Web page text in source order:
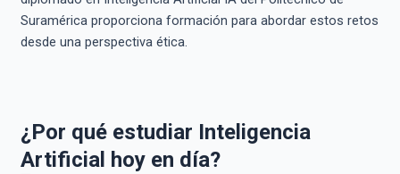
Suramérica proporciona formación para abordar estos retos
desde una perspectiva ética.
¿Por qué estudiar Inteligencia
Artificial hoy en día?